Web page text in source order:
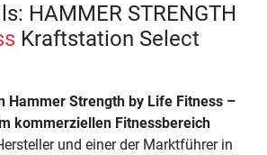
HAMMER STRENGTH
Kraftstation Select
Hammer Strength by Life Fitness –
kommerziellen Fitnessbereich
und einer der Marktführer in